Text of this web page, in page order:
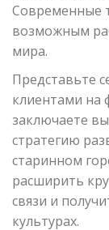
Современные
возможным
мира.
Представьте
клиентами на
заключаете
стратегию
старинном
расширить
связи и
культурах.